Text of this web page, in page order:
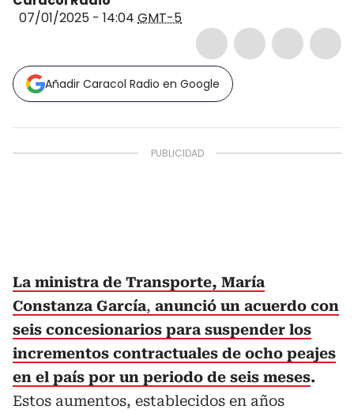
07/01/2025 - 14:04 GMT-5
Añadir Caracol Radio en Google
La ministra de Transporte, María
Constanza García, anunció un acuerdo con
seis concesionarios para suspender los
incrementos contractuales de ocho peajes
en el país por un periodo de seis meses.
Estos aumentos, establecidos en años